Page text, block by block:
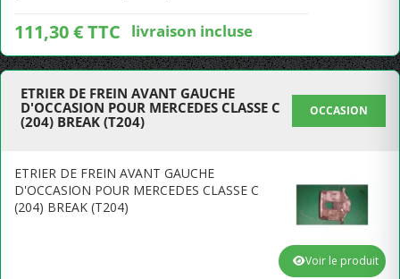
111,30 € TTC livraison incluse
ETRIER DE FREIN AVANT GAUCHE
D'OCCASION POUR MERCEDES CLASSE C
(204) BREAK (T204)
OCCASION
ETRIER DE FREIN AVANT GAUCHE
D'OCCASION POUR MERCEDES CLASSE C
(204) BREAK (T204)
Voir le produit